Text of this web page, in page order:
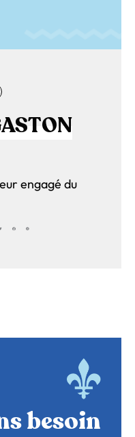
engagé du
besoin